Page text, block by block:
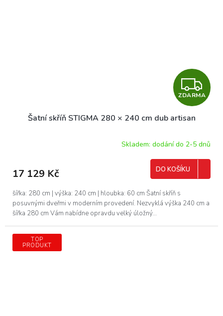
Z
D
R
ZDARMA
Šatní skříň STIGMA 280 × 240 cm dub artisan
Skladem: dodání do 2-5 dnů
17 129 Kč DO KOŠÍKU
šířka: 280 cm | výška: 240 cm | hloubka: 60 cm Šatní skříň s
posuvnými dveřmi v moderním provedení. Nezvyklá výška 240 cm a
šířka 280 cm Vám nabídne opravdu velký úložný...
TOP
PRODUKT